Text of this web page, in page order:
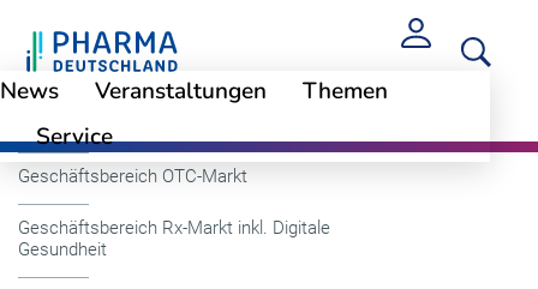
News Veranstaltungen
Themen
Service
Geschäftsführung
Geschäftsbereich OTC-Markt
Geschäftsbereich Rx-Markt inkl. Digitale
Gesundheit